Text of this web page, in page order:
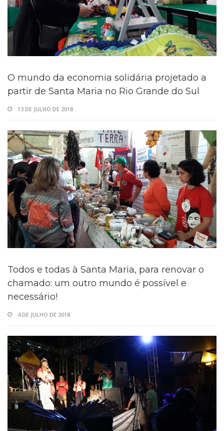
O mundo da economia solidária projetado a
partir de Santa Maria no Rio Grande do Sul
13 DE JULHO DE 2018
Todos e todas à Santa Maria, para renovar o
chamado: um outro mundo é possível e
necessário!
4 DE JULHO DE 2018